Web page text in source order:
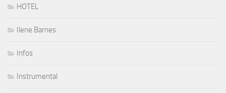
HOTEL
Ilene Barnes
Infos
Instrumental